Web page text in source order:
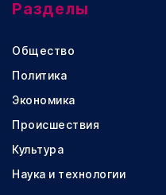
Разделы
Общество
Политика
Экономика
Происшествия
Культура
Наука и технологии